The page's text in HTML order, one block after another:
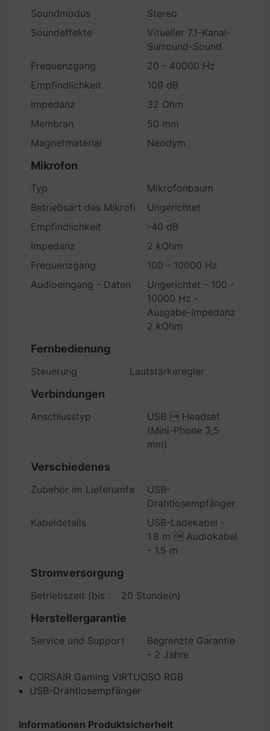
Soundmodus
Stereo
Soundeffekte
Vitueller 7.1-Kanal-
Surround-Sound
Frequenzgang
20 - 40000 Hz
Empfindlichkeit
109 dB
Impedanz
32 Ohm
Membran
50 mm
Magnetmaterial
Neodym
Mikrofon
Typ
Mikrofonbaum
Betriebsart des MikrofonsUngerichtet
Empfindlichkeit
-40 dB
Impedanz
2 kOhm
Frequenzgang
100 - 10000 Hz
Audioeingang - Daten
Ungerichtet - 100 -
10000 Hz -
Ausgabe-Impedanz
2 kOhm
Fernbedienung
Steuerung Lautstärkeregler
Verbindungen
Anschlusstyp
USB  Headset
(Mini-Phone 3,5
mm)
Verschiedenes
Zubehör im Lieferumfang
USB-
Drahtlosempfänger
Kabeldetails
USB-Ladekabel -
1.8 m  Audiokabel
- 1.5 m
Stromversorgung
Betriebszeit (bis zu)20 Stunde(n)
Herstellergarantie
Service und Support
Begrenzte Garantie
- 2 Jahre
CORSAIR Gaming VIRTUOSO RGB
USB-Drahtlosempfänger
Informationen Produktsicherheit